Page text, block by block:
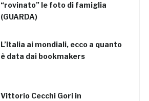
“rovinato” le foto di famiglia
(GUARDA)
L’Italia ai mondiali, ecco a quanto
è data dai bookmakers
Vittorio Cecchi Gori in